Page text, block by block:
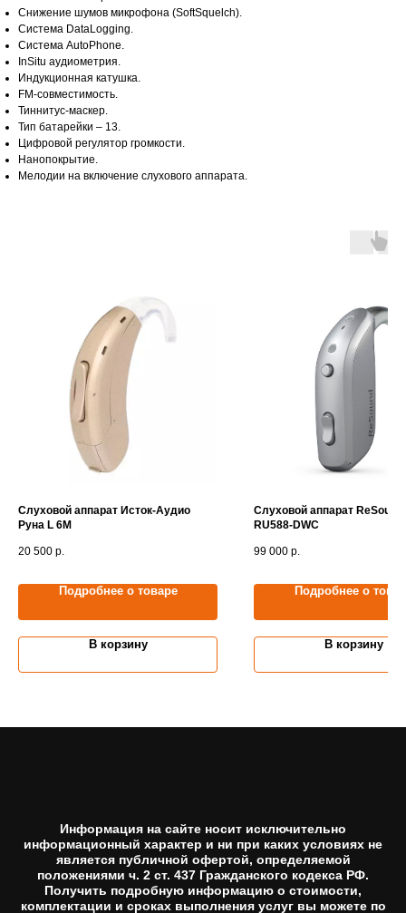
Снижение шумов микрофона (SoftSquelch).
Система DataLogging.
Система AutoPhone.
InSitu аудиометрия.
Индукционная катушка.
FM-совместимость.
Тиннитус-маскер.
Тип батарейки – 13.
Цифровой регулятор громкости.
Нанопокрытие.
Мелодии на включение слухового аппарата.
Слуховой аппарат Исток-Аудио
Руна L 6M
20 500 р.
Подробнее о товаре
В корзину
Слуховой аппарат ReSound
RU588-DWC
99 000 р.
Подробнее о
В корзину
Информация на сайте носит исключительно
информационный характер и ни при каких условиях не
является публичной офертой, определяемой
положениями ч. 2 ст. 437 Гражданского кодекса РФ.
Получить подробную информацию о стоимости,
комплектации и сроках выполнения услуг вы можете по